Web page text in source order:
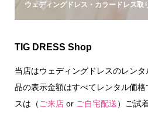
ウェディングドレス・カラードレス取
TIG DRESS Shop
当店はウェディングドレスのレン
品の表示金額はすべてレンタル価
スは（ご来店or ご自宅配送）ご試